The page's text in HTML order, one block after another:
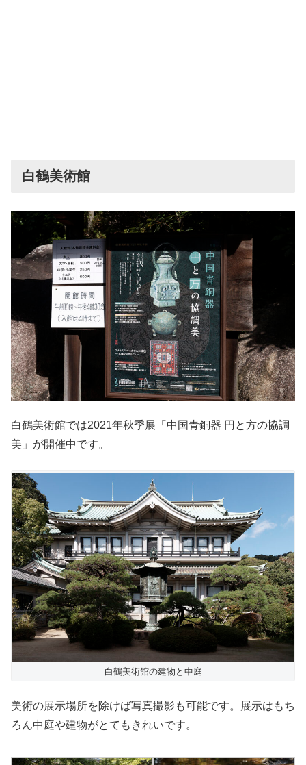
白鶴美術館
白鶴美術館では2021年秋季展「中国青銅器 円と方の協調
美」が開催中です。
白鶴美術館の建物と中庭
美術の展示場所を除けば写真撮影も可能です。展示はもち
ろん中庭や建物がとてもきれいです。